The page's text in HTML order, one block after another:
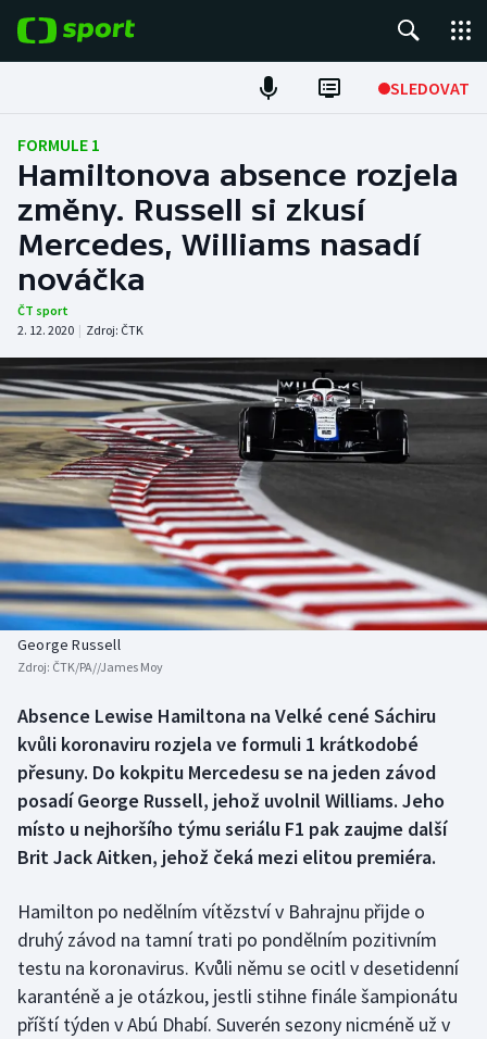
SLEDOVAT
Fotbal
Hokej
Tenis
Atletika
DALŠÍ SPORTY
Americký fotbal
Baseball a softbal
Basketbal
Biatlon
Boby a skeleton
Box
Florbal
Futsal
Golf
Gymnastika
NEPŘEHLÉDNĚTE
Soutěže
Historické návraty
Aplikace ČT sport
AZ kvíz
FORMULE 1
Hamiltonova absence rozjela
změny. Russell si zkusí
Mercedes, Williams nasadí
nováčka
ČT sport
2. 12. 2020 | Zdroj: ČTK
George Russell
Zdroj: ČTK/PA//James Moy
Absence Lewise Hamiltona na Velké cené Sáchiru
kvůli koronaviru rozjela ve formuli 1 krátkodobé
přesuny. Do kokpitu Mercedesu se na jeden závod
posadí George Russell, jehož uvolnil Williams. Jeho
místo u nejhoršího týmu seriálu F1 pak zaujme další
Brit Jack Aitken, jehož čeká mezi elitou premiéra.
Hamilton po nedělním vítězství v Bahrajnu přijde o
druhý závod na tamní trati po pondělním pozitivním
testu na koronavirus. Kvůli němu se ocitl v desetidenní
karanténě a je otázkou, jestli stihne finále šampionátu
příští týden v Abú Dhabí. Suverén sezony nicméně už v